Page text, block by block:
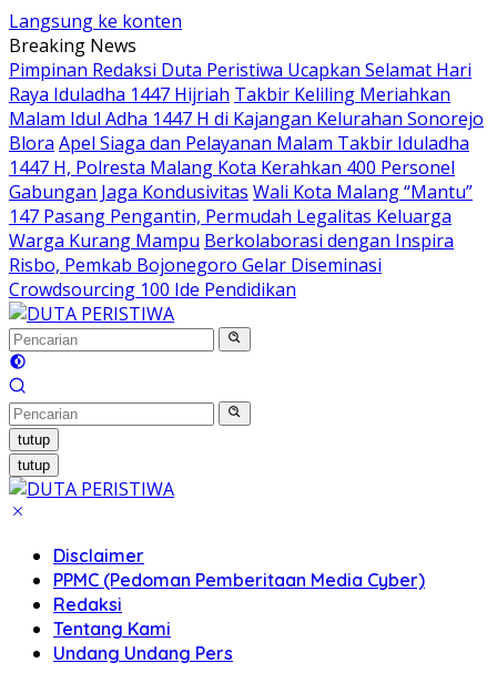
Langsung ke konten
Breaking News
Pimpinan Redaksi Duta Peristiwa Ucapkan Selamat Hari
Raya Iduladha 1447 Hijriah Takbir Keliling Meriahkan
Malam Idul Adha 1447 H di Kajangan Kelurahan Sonorejo
Blora Apel Siaga dan Pelayanan Malam Takbir Iduladha
1447 H, Polresta Malang Kota Kerahkan 400 Personel
Gabungan Jaga Kondusivitas Wali Kota Malang “Mantu”
147 Pasang Pengantin, Permudah Legalitas Keluarga
Warga Kurang Mampu Berkolaborasi dengan Inspira
Risbo, Pemkab Bojonegoro Gelar Diseminasi
Crowdsourcing 100 Ide Pendidikan
tutup
tutup
Disclaimer
PPMC (Pedoman Pemberitaan Media Cyber)
Redaksi
Tentang Kami
Undang Undang Pers